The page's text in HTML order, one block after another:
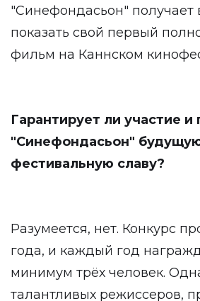
"Синефондасьон" получает
показать свой первый
фильм на Каннском
Гарантирует ли участие и
"Синефондасьон"
фестивальную славу?
Разумеется, нет. Конкурс
года, и каждый год
минимум трёх человек.
талантливых режиссеров,